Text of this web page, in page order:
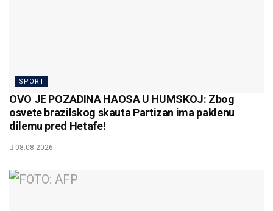
SPORT
OVO JE POZADINA HAOSA U HUMSKOJ: Zbog
osvete brazilskog skauta Partizan ima paklenu
dilemu pred Hetafe!
08.08.2026